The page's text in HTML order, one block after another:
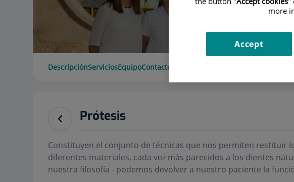
DescripciónServiciosEquipoContacto
Prótesis
Constituyen el conjunto de técnicas que nos permiten restituir
diferentes materiales, cada vez más parecidos a los dientes
nuestra filosofía - podemos devolver a nuestro paciente la
more
Accept